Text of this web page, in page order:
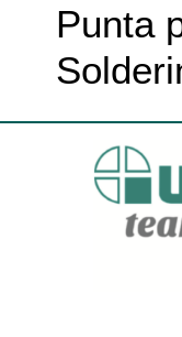
Punta